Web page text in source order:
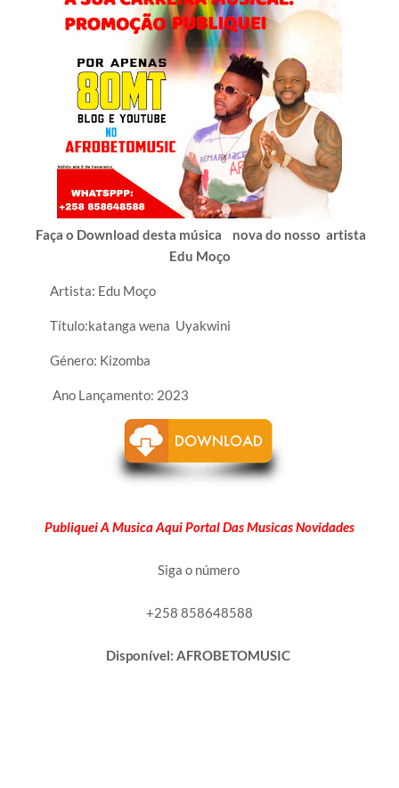
Faça o Download desta música nova do nosso artista
Edu Moço
Artista: Edu Moço
Título:katanga wena Uyakwini
Género: Kizomba
Ano Lançamento: 2023
Publiquei A Musica Aqui Portal Das Musicas Novidades
Siga o número
+258 858648588
Disponível: AFROBETOMUSIC